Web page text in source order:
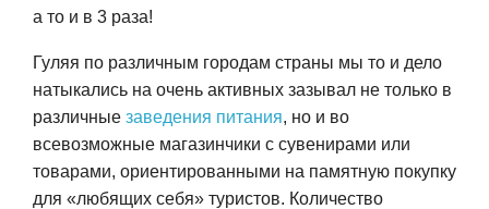
а то и в 3 раза!
Гуляя по различным городам страны мы то и дело
натыкались на очень активных зазывал не только в
различные заведения питания, но и во
всевозможные магазинчики с сувенирами или
товарами, ориентированными на памятную покупку
для «любящих себя» туристов. Количество